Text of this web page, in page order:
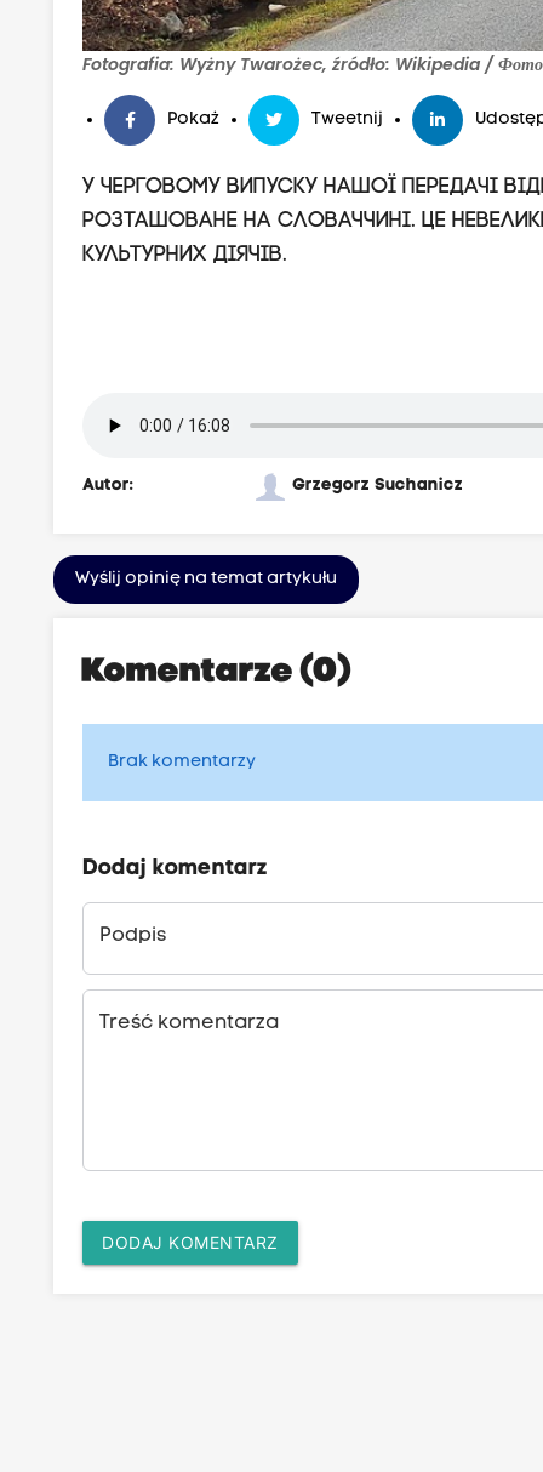
Fotografia: Wyżny Twarożec, źródło: Wikipedia / Фото:
Pokaż Tweetnij
У черговому випуску нашої передачі
розташоване на Словаччині. Це
культурних діячів.
Autor: Grzegorz Suchanicz
Wyślij opinię na temat artykułu
Komentarze (0)
Brak komentarzy
Dodaj komentarz
Podpis
Treść komentarza
DODAJ KOMENTARZ